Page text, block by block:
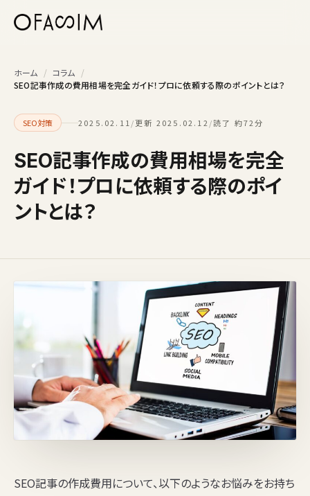
ホーム / コラム /
SEO記事作成の費用相場を完全ガイド！プロに依頼する際のポイントとは？
SEO対策 2025.02.11 /更新 2025.02.12 /読了 約72分
SEO記事作成の費用相場を完全
ガイド！プロに依頼する際のポイ
ントとは？
SEO記事の作成費用について、以下のようなお悩みをお持ち